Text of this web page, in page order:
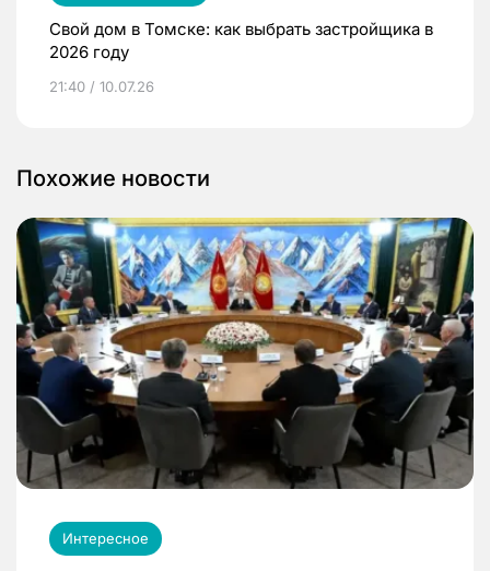
Свой дом в Томске: как выбрать застройщика в
2026 году
21:40 / 10.07.26
Похожие новости
Интересное